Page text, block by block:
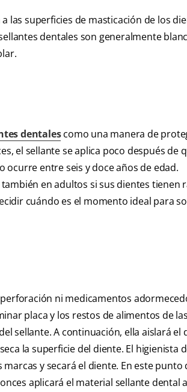
las superficies de masticación de los
dentales son generalmente
dentalescomo una manera de
el sellante se aplica poco después de
entre seis y doce años de edad.
en adultos si sus dientes tienen
cuándo es el momento ideal para
ni medicamentos
placa y los restos de alimentos de
sellante. A continuación, ella aislará el
la superficie del diente. El higienista
y secará el diente. En este punto
aplicará el material sellante dental